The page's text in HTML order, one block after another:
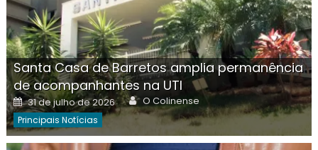
Santa Casa de Barretos amplia permanência
de acompanhantes na UTI
Posted
on
31 de julho de 2026 Author
O Colinense
Principais Notícias